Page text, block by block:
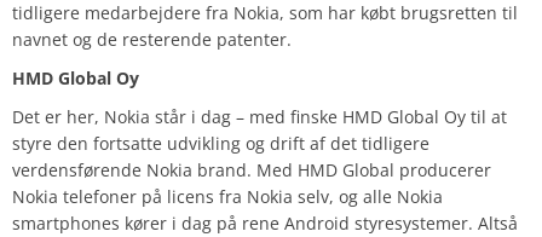
tidligere medarbejdere fra Nokia, som har købt brugsretten til
navnet og de resterende patenter.
HMD Global Oy
Det er her, Nokia står i dag – med finske HMD Global Oy til at
styre den fortsatte udvikling og drift af det tidligere
verdensførende Nokia brand. Med HMD Global producerer
Nokia telefoner på licens fra Nokia selv, og alle Nokia
smartphones kører i dag på rene Android styresystemer. Altså